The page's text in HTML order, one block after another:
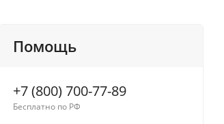
Помощь
+7 (800) 700-77-89
Бесплатно по РФ